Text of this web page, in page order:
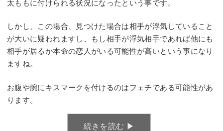
太ももに付けられる状況になったという事です。
しかし、この場合、見つけた場合は相手が浮気していること
が大いに疑われますし、もし相手が浮気相手であれば他にも
相手が居るか本命の恋人がいる可能性が高いという事になり
ますね。
お腹や腕にキスマークを付けるのはフェチである可能性があ
ります。
続きを読む ▶︎